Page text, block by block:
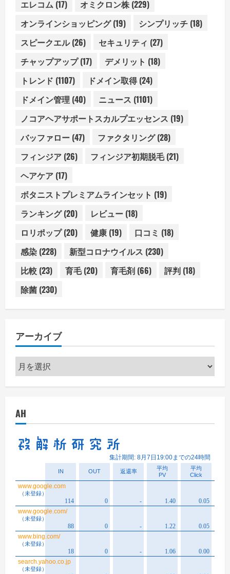
エレコム (17) オミクロン株(229)
オンラインショッピング(19) シンプリッチ (18)
スピークエル(26) セキュリティ (27)
チャップアップ(17) デメリット (18)
トレンド (1107) ドメイン取得(24)
ドメイン管理 (40) ニュース (1101)
ノコアヘアサポートスカルプエッセンス (19)
バッファロー (47) ファクタリング(28)
フィンジア (26) フィンジア初期脱毛(21)
ヘアケア (17)
ボタニストプレミアムラインセット (19)
ランキング(20) レビュー (18)
ロリポップ(20) 健康 (19) 口コミ (18)
感染 (228) 新型コロナウイルス (230)
比較 (23) 育毛(20) 育毛剤 (66) 評判 (18)
除菌 (230)
アーカイブ
ア
ー
ブ
AH